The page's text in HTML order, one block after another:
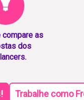
compare as
dos
Trabalhe como